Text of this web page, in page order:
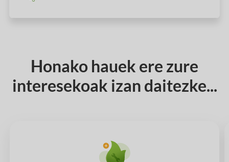
Honako hauek ere zure
interesekoak izan daitezke...